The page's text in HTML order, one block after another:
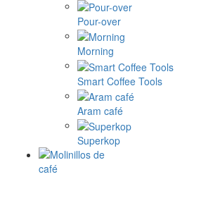
Pour-over
Morning
Smart Coffee Tools
Aram café
Superkop